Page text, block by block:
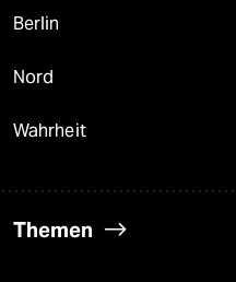
Berlin
Nord
Wahrheit
Themen